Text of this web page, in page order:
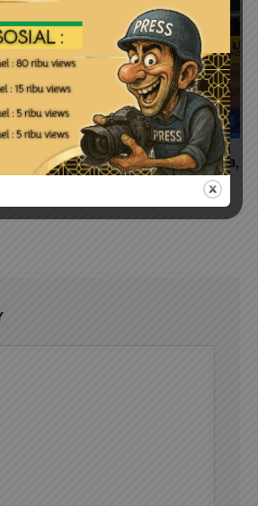
Pastikan Ada Peristiwa Pidana,
Mangrove Dompak Segera Naik